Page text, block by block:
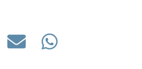
Share
Share